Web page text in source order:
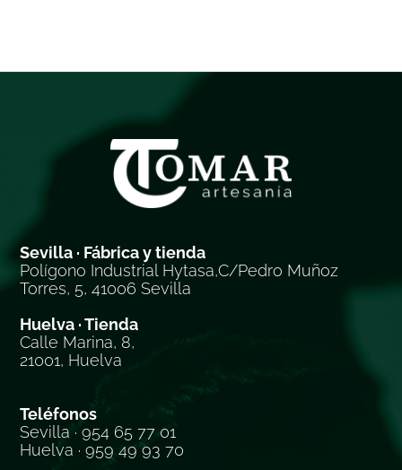
Sevilla · Fábrica y tienda
Polígono Industrial Hytasa,C/Pedro Muñoz
Torres, 5, 41006 Sevilla
Huelva · Tienda
Calle Marina, 8,
21001, Huelva
Teléfonos
Sevilla · 954 65 77 01
Huelva · 959 49 93 70